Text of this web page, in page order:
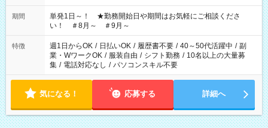
お気軽にご相談ください！
期間
単発1日～！ ★勤務開始日や期間はお気軽にご相談くださ
い！ ＃8月～ ＃9月～
特徴 週1日からOK / 日払いOK / 履歴書不要 / 40～50代活躍中 / 副
業・WワークOK / 服装自由 / シフト勤務 / 10名以上の大量募
集 / 電話対応なし / パソコンスキル不要
気になる！ 応募する 詳細へ